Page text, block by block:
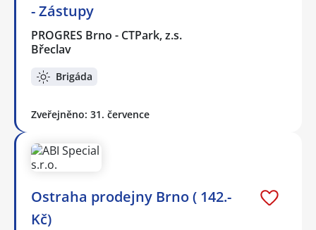
- Zástupy
PROGRES Brno - CTPark, z.s.
Břeclav
Brigáda
Zveřejněno: 31. července
Ostraha prodejny Brno ( 142.-
Kč)